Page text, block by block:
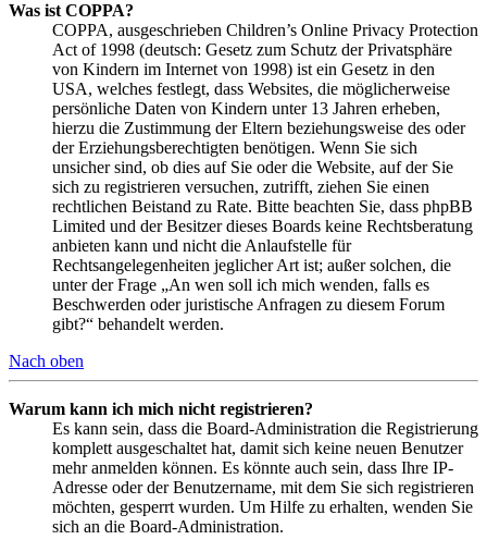
Was ist COPPA?
COPPA, ausgeschrieben Children’s Online Privacy Protection
Act of 1998 (deutsch: Gesetz zum Schutz der Privatsphäre
von Kindern im Internet von 1998) ist ein Gesetz in den
USA, welches festlegt, dass Websites, die möglicherweise
persönliche Daten von Kindern unter 13 Jahren erheben,
hierzu die Zustimmung der Eltern beziehungsweise des oder
der Erziehungsberechtigten benötigen. Wenn Sie sich
unsicher sind, ob dies auf Sie oder die Website, auf der Sie
sich zu registrieren versuchen, zutrifft, ziehen Sie einen
rechtlichen Beistand zu Rate. Bitte beachten Sie, dass phpBB
Limited und der Besitzer dieses Boards keine Rechtsberatung
anbieten kann und nicht die Anlaufstelle für
Rechtsangelegenheiten jeglicher Art ist; außer solchen, die
unter der Frage „An wen soll ich mich wenden, falls es
Beschwerden oder juristische Anfragen zu diesem Forum
gibt?“ behandelt werden.
Nach oben
Warum kann ich mich nicht registrieren?
Es kann sein, dass die Board-Administration die Registrierung
komplett ausgeschaltet hat, damit sich keine neuen Benutzer
mehr anmelden können. Es könnte auch sein, dass Ihre IP-
Adresse oder der Benutzername, mit dem Sie sich registrieren
möchten, gesperrt wurden. Um Hilfe zu erhalten, wenden Sie
sich an die Board-Administration.